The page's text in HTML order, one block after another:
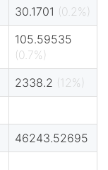
30.1701 (0.2%)
105.59535
(0.7%)
2338.2 (12%)
46243.52695